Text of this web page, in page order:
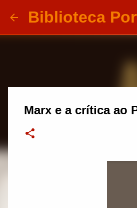
Biblioteca
Marx e a crítica ao